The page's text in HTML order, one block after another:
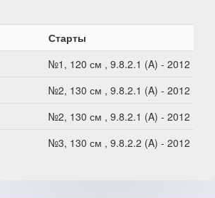
Старты
№1, 120 см , 9.8.2.1 (A) - 2012
№2, 130 см , 9.8.2.1 (A) - 2012
№2, 130 см , 9.8.2.1 (A) - 2012
№3, 130 см , 9.8.2.2 (A) - 2012